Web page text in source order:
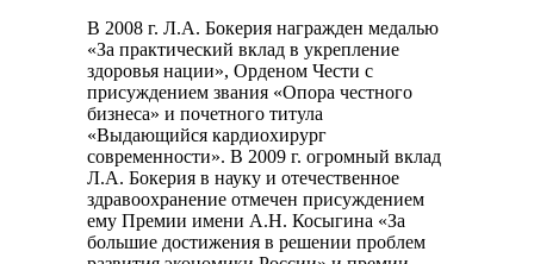
В 2008 г. Л.А. Бокерия награжден медалью
«За практический вклад в укрепление
здоровья нации», Орденом Чести с
присуждением звания «Опора честного
бизнеса» и почетного титула
«Выдающийся кардиохирург
современности». В 2009 г. огромный вклад
Л.А. Бокерия в науку и отечественное
здравоохранение отмечен присуждением
ему Премии имени А.Н. Косыгина «За
большие достижения в решении проблем